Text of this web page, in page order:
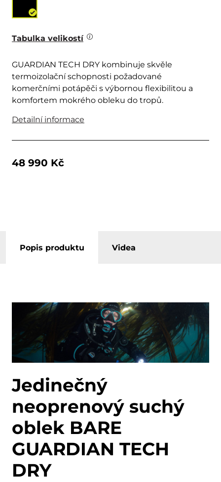
Tabulka velikostí
GUARDIAN TECH DRY kombinuje skvěle
termoizolační schopnosti požadované
komerčními potápěči s výbornou flexibilitou a
komfortem mokrého obleku do tropů.
Detailní informace
48 990 Kč
Popis produktu Videa
Jedinečný
neoprenový suchý
oblek BARE
GUARDIAN TECH
DRY